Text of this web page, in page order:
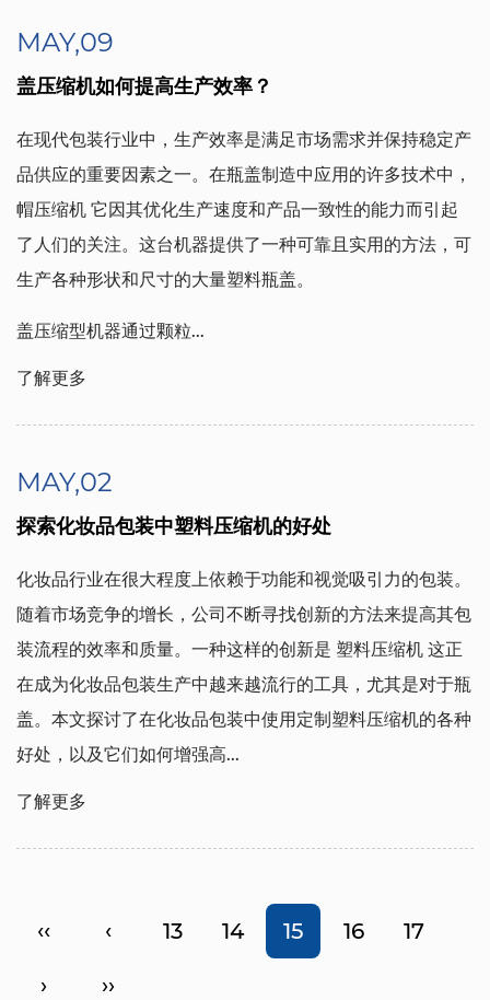
MAY,09
盖压缩机如何提高生产效率？
在现代包装行业中，生产效率是满足市场需求并保持稳定产
品供应的重要因素之一。在瓶盖制造中应用的许多技术中，
帽压缩机 它因其优化生产速度和产品一致性的能力而引起
了人们的关注。这台机器提供了一种可靠且实用的方法，可
生产各种形状和尺寸的大量塑料瓶盖。
盖压缩型机器通过颗粒...
了解更多
MAY,02
探索化妆品包装中塑料压缩机的好处
化妆品行业在很大程度上依赖于功能和视觉吸引力的包装。
随着市场竞争的增长，公司不断寻找创新的方法来提高其包
装流程的效率和质量。一种这样的创新是 塑料压缩机 这正
在成为化妆品包装生产中越来越流行的工具，尤其是对于瓶
盖。本文探讨了在化妆品包装中使用定制塑料压缩机的各种
好处，以及它们如何增强高...
了解更多
‹‹ ‹ 13 14 15 16 17
› ››